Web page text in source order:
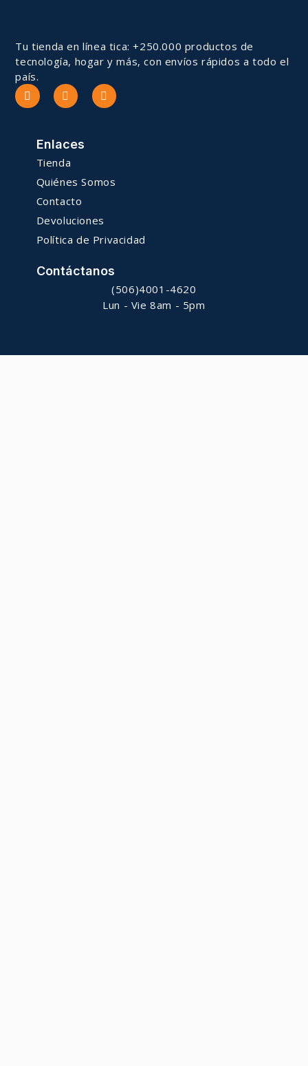
Tu tienda en línea tica: +250.000 productos de
tecnología, hogar y más, con envíos rápidos a todo el
país.
Enlaces
Tienda
Quiénes Somos
Contacto
Devoluciones
Política de Privacidad
Contáctanos
(506)4001-4620
Lun - Vie 8am - 5pm